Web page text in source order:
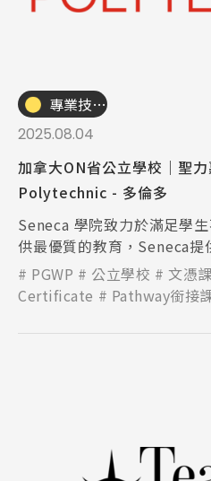
專業技職｜海外工讀
2025.08.04
加拿大ON省公立學校｜聖
Polytechnic - 多倫多
Seneca 學院致力於滿足學
供最優質的教育，Seneca提
術和教學技能，讓學生在一
PGWP 公立學校 文憑
Certificate
Pathway銜接